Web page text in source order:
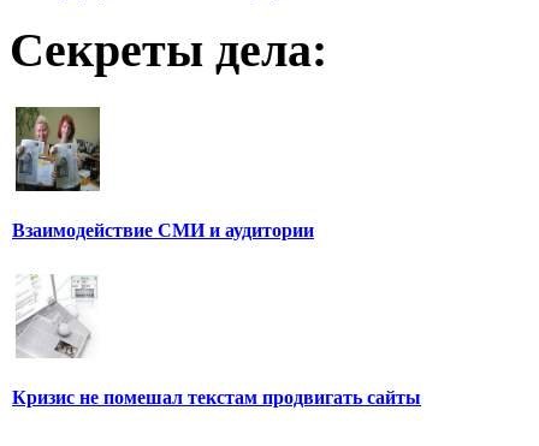
Секреты дела:
Взаимодействие СМИ и аудитории
Кризис не помешал текстам продвигать сайты